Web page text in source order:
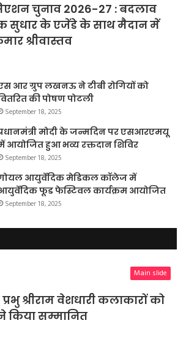
चुनाव 2026-27 : बदलाव
सुधार के एजेंडे के साथ मैदान में
श्रीवास्तव
आर ग्रुप लखनऊ ने टीबी रोगियों को
की पोषण पोटली
September 18, 2025
मोदी के जन्मदिन पर एसआरएमयू
आयोजित हुआ भव्य रक्तदान शिविर
September 18, 2025
आयुर्वेदिक मेडिकल कॉलेज में
फूड फेस्टिवल कार्यक्रम आयोजित
September 18, 2025
Main slide
श्रीराम वेशधारी कलाकारों को
किया सम्मानित